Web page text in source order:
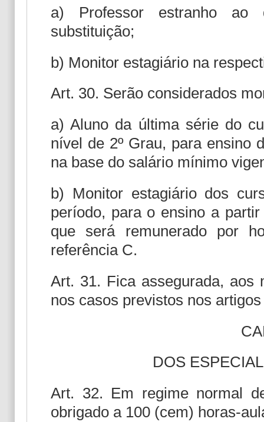
a) Professor estranho ao
substituição;
b) Monitor estagiário na
Art. 30. Serão considerados
a) Aluno da última série do
nível de 2º Grau, para ensino
na base do salário mínimo
b) Monitor estagiário dos
período, para o ensino a
que será remunerado por
referência C.
Art. 31. Fica assegurada, aos
nos casos previstos nos
DOS
Art. 32. Em regime normal
obrigado a 100 (cem) horas-